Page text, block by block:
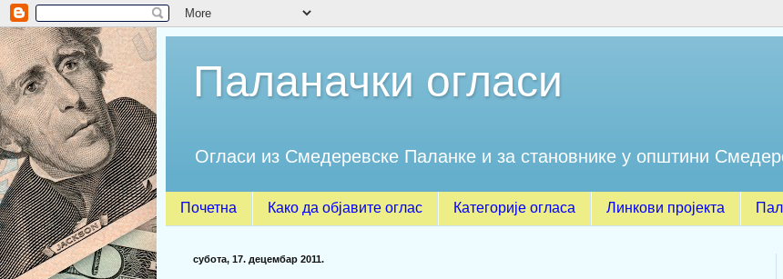
Паланачки огласи
Огласи из Смедеревске Паланке и за становнике у општини
Почетна Како да објавите оглас Категорије огласа Линкови пројекта
субота, 17. децембар 2011.